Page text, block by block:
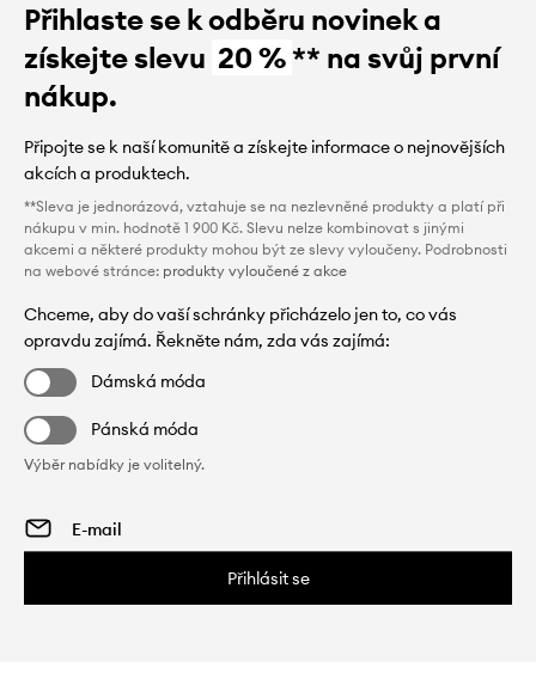
Přihlaste se k odběru novinek a
získejte slevu 20 %** na svůj první
nákup.
Připojte se k naší komunitě a získejte informace o nejnovějších
akcích a produktech.
**Sleva je jednorázová, vztahuje se na nezlevněné produkty a platí při
nákupu v min. hodnotě 1 900 Kč. Slevu nelze kombinovat s jinými
akcemi a některé produkty mohou být ze slevy vyloučeny. Podrobnosti
na webové stránce: produkty vyloučené z akce
Chceme, aby do vaší schránky přicházelo jen to, co vás
opravdu zajímá. Řekněte nám, zda vás zajímá:
Dámská móda
Pánská móda
Výběr nabídky je volitelný.
Přihlásit se